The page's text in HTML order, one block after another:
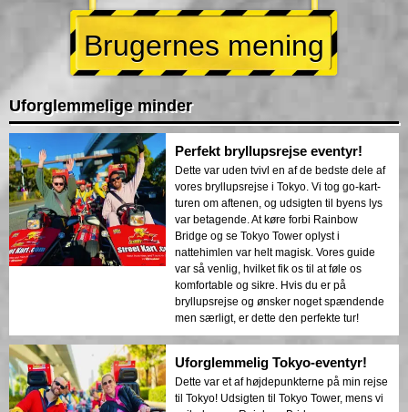
Brugernes mening
Uforglemmelige minder
Perfekt bryllupsrejse eventyr!
Dette var uden tvivl en af de bedste dele af
vores bryllupsrejse i Tokyo. Vi tog go-kart-
turen om aftenen, og udsigten til byens lys
var betagende. At køre forbi Rainbow
Bridge og se Tokyo Tower oplyst i
nattehimlen var helt magisk. Vores guide
var så venlig, hvilket fik os til at føle os
komfortable og sikre. Hvis du er på
bryllupsrejse og ønsker noget spændende
men særligt, er dette den perfekte tur!
Uforglemmelig Tokyo-eventyr!
Dette var et af højdepunkterne på min rejse
til Tokyo! Udsigten til Tokyo Tower, mens vi